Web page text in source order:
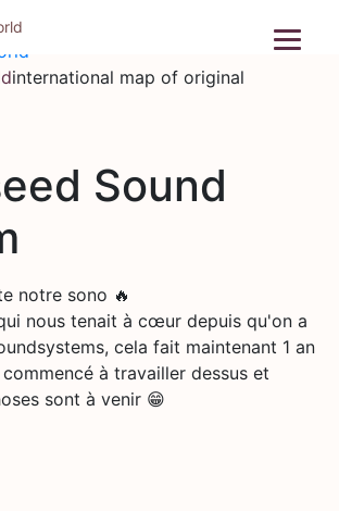
international map of original
Sound
notre sono 🔥
nous tenait à cœur depuis qu'on a
cela fait maintenant 1 an
à travailler dessus et
sont à venir 😁